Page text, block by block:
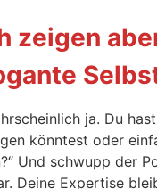
zeigen
ja. Du
könntest oder
Und schwupp der
Deine Expertise